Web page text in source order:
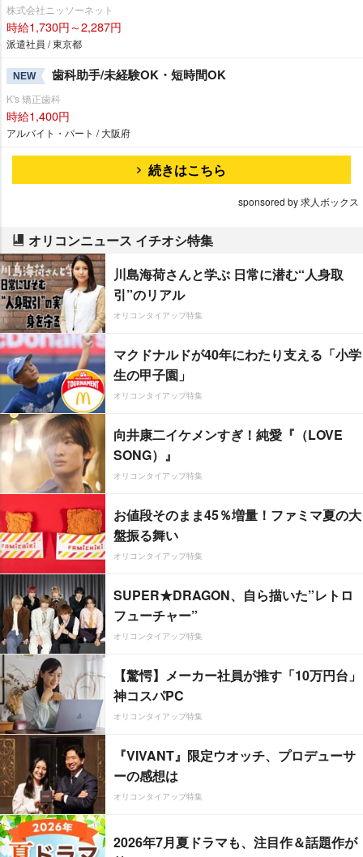
株式会社ニッソーネット
時給1,730円～2,287円
派遣社員 / 東京都
NEW 歯科助手/未経験OK・短時間OK
K's 矯正歯科
時給1,400円
アルバイト・パート / 大阪府
続きはこちら
sponsored by 求人ボックス
オリコンニュース イチオシ特集
川島海荷さんと学ぶ 日常に潜む“人身取
引”のリアル
オリコンタイアップ特集
マクドナルドが40年にわたり支える「小学
生の甲子園」
オリコンタイアップ特集
向井康二イケメンすぎ！純愛『（LOVE
SONG）』
オリコンタイアップ特集
お値段そのまま45％増量！ファミマ夏の大
盤振る舞い
オリコンタイアップ特集
SUPER★DRAGON、自ら描いた”レトロ
フューチャー”
オリコンタイアップ特集
【驚愕】メーカー社員が推す「10万円台」
神コスパPC
オリコンタイアップ特集
『VIVANT』限定ウオッチ、プロデューサ
ーの感想は
オリコンタイアップ特集
2026年7月夏ドラマも、注目作＆話題作が